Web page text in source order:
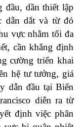
đầu, dần thiết lập
dẫn dắt và từ đó
vực nhằm tối đa
cần khẳng định
cường triển khai
hệ tư tưởng, giá
dẫn đầu tại Biển
diễn ra từ
định việc phân